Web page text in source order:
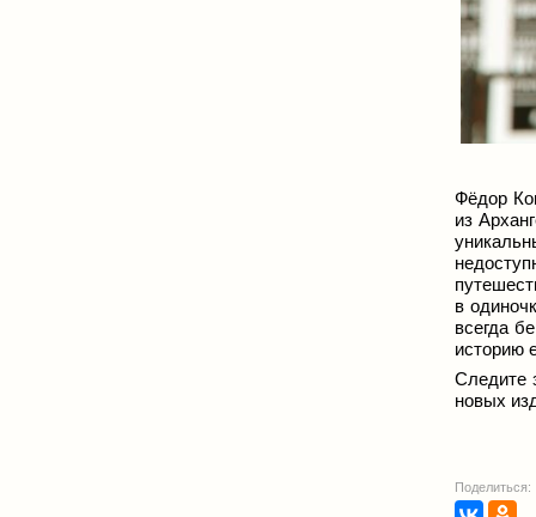
Фёдор
из
в
всегда
историю
Следите
новых
Поделиться: